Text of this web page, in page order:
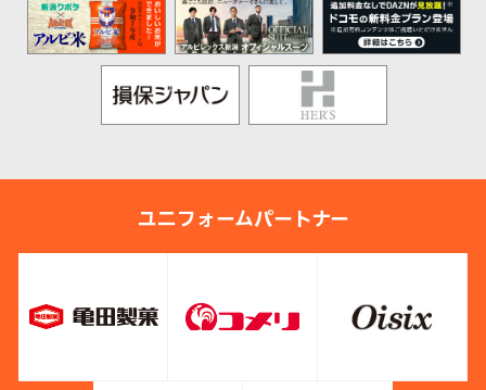
ユニフォームパートナー